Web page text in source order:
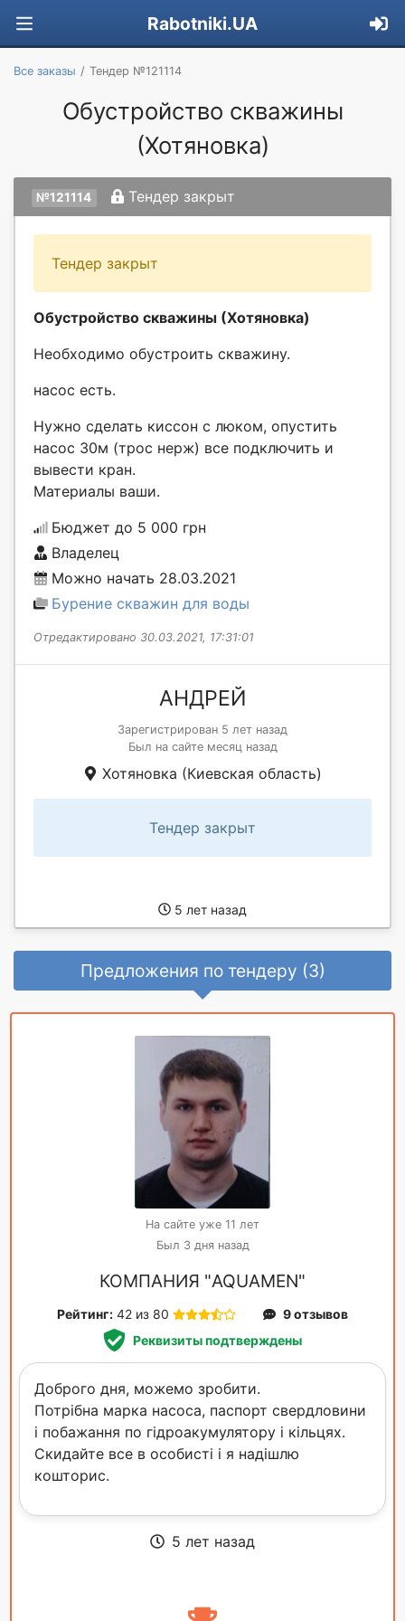
Rabotniki.UA
Все заказы Тендер №121114
Обустройство скважины
(Хотяновка)
№121114 Тендер закрыт
Тендер закрыт
Обустройство скважины (Хотяновка)
Необходимо обустроить скважину.
насос есть.
Нужно сделать киссон с люком, опустить
насос 30м (трос нерж) все подключить и
вывести кран.
Материалы ваши.
Бюджет до 5 000 грн
Владелец
Можно начать 28.03.2021
Бурение скважин для воды
Отредактировано 30.03.2021, 17:31:01
АНДРЕЙ
Зарегистрирован 5 лет назад
Был на сайте месяц назад
Хотяновка (Киевская область)
Тендер закрыт
5 лет назад
Предложения по тендеру (3)
На сайте уже 11 лет
Был 3 дня назад
КОМПАНИЯ "AQUAMEN"
Рейтинг: 42 из 80
9 отзывов
Реквизиты подтверждены
Доброго дня, можемо зробити.
Потрібна марка насоса, паспорт свердловини
і побажання по гідроакумулятору і кільцях.
Скидайте все в особисті і я надішлю
кошторис.
5 лет назад